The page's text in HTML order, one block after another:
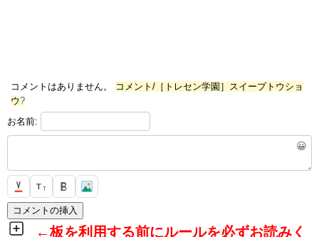
コメントはありません。
コメント/［トレセン学園］スイープトウショ
ウ?
お名前:
😀
T T
←板を利用する前にルールを必ずお読みく